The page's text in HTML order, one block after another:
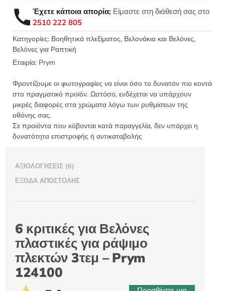
ράψιμο
πλεκτών
3τεμ
-
Prym
124100
Έχετε κάποια απορία; Είμαστε στη διάθεσή σας στο
2510 222 805
Κατηγορίες: Βοηθητικά πλεξίματος, Βελονάκια και Βελόνες,
Βελόνες για Ραπτική
Εταιρία: Prym
Φροντίζουμε οι φωτογραφίες να είναι όσο το δυνατόν πιο κοντά
στο πραγματικό προϊόν. Ωστόσο, ενδέχεται να υπάρχουν
μικρές διαφορές στα χρώματα λόγω των ρυθμίσεων της
οθόνης σας.
Σε προιόντα που κόβονται κατά παραγγελία, δεν υπάρχει η
δυνατότητα επιστροφής ή αντικαταβολής
ΑΞΙΟΛΟΓΉΣΕΙΣ (6)
ΈΞΟΔΑ ΑΠΟΣΤΟΛΉΣ
6 κριτικές για Βελόνες
πλαστικές για ράψιμο
πλεκτών 3τεμ – Prym
124100